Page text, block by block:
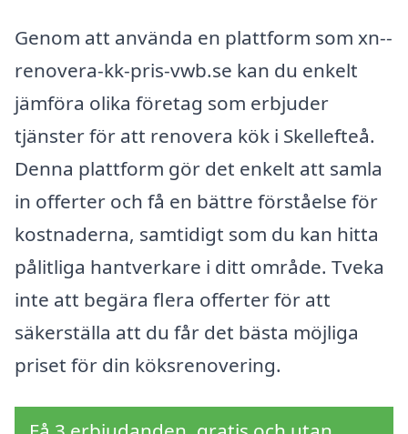
Genom att använda en plattform som xn--
renovera-kk-pris-vwb.se kan du enkelt
jämföra olika företag som erbjuder
tjänster för att renovera kök i Skellefteå.
Denna plattform gör det enkelt att samla
in offerter och få en bättre förståelse för
kostnaderna, samtidigt som du kan hitta
pålitliga hantverkare i ditt område. Tveka
inte att begära flera offerter för att
säkerställa att du får det bästa möjliga
priset för din köksrenovering.